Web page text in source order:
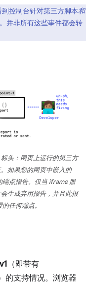
控制台针对第三方脚本和
并非所有这些事件都会转
头：网页上运行的第三方
如果您的网页中嵌入的
端点报告。仅当 iframe 服
生成弃用报告，并且此报
任何端点。
（即带有
的支持情况。浏览器